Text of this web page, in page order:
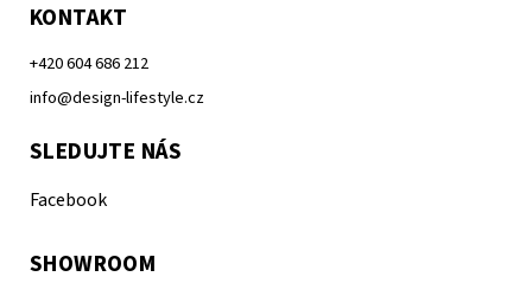
KONTAKT
+420 604 686 212
info@design-lifestyle.cz
SLEDUJTE NÁS
Facebook
SHOWROOM